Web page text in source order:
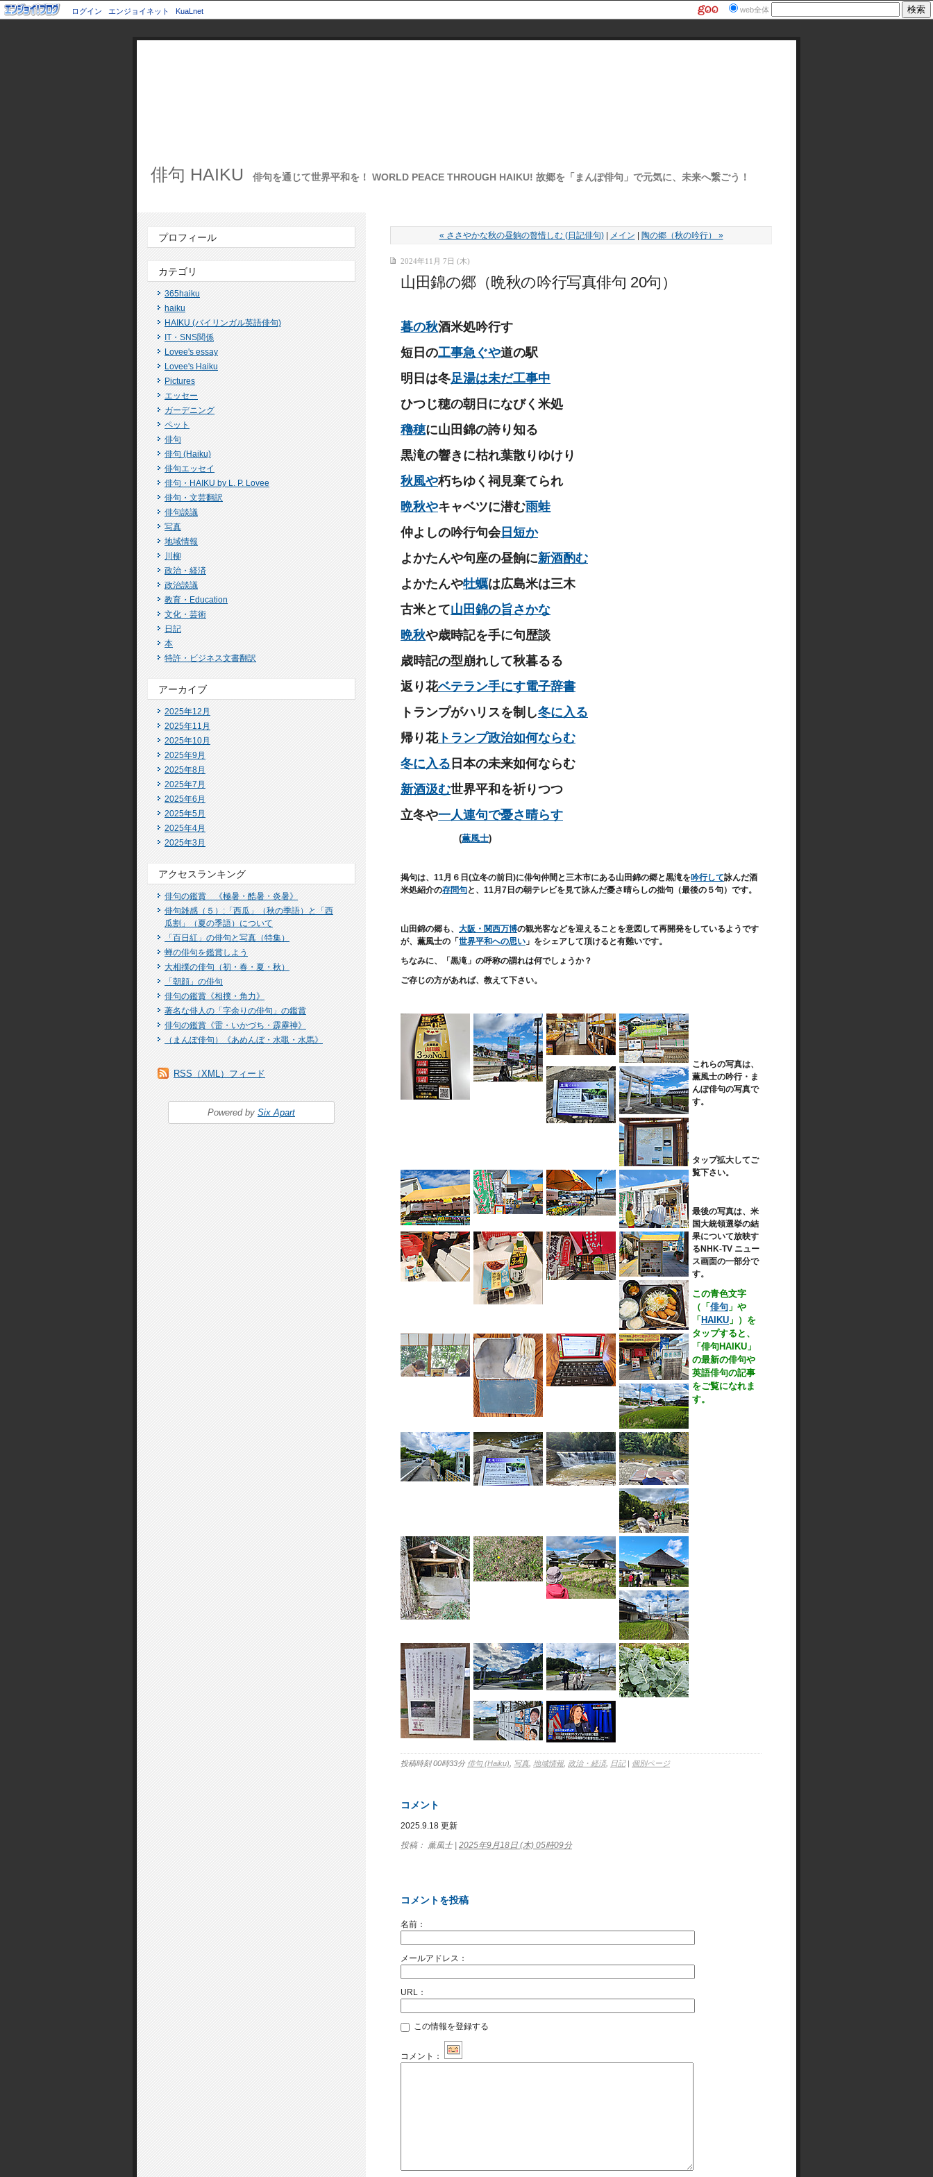
ログイン エンジョイネット KuaLnet web全体
俳句 HAIKU 俳句を通じて世界平和を！ WORLD PEACE THROUGH HAIKU! 故郷を「まんぽ俳句」で元気に、未来へ繋ごう！
プロフィール
カテゴリ
365haiku
haiku
HAIKU (バイリンガル英語俳句)
IT・SNS関係
Lovee's essay
Lovee's Haiku
Pictures
エッセー
ガーデニング
ペット
俳句
俳句 (Haiku)
俳句エッセイ
俳句・HAIKU by L. P. Lovee
俳句・文芸翻訳
俳句談議
写真
地域情報
川柳
政治・経済
政治談議
教育・Education
文化・芸術
日記
本
特許・ビジネス文書翻訳
アーカイブ
2025年12月
2025年11月
2025年10月
2025年9月
2025年8月
2025年7月
2025年6月
2025年5月
2025年4月
2025年3月
アクセスランキング
俳句の鑑賞 《極暑・酷暑・炎暑》
俳句雑感（５）:「西瓜」（秋の季語）と「西
瓜割」（夏の季語）について
「百日紅」の俳句と写真（特集）
蝉の俳句を鑑賞しよう
大相撲の俳句（初・春・夏・秋）
「朝顔」の俳句
俳句の鑑賞《相撲・角力》
著名な俳人の「字余りの俳句」の鑑賞
俳句の鑑賞《雷・いかづち・霹靂神》
（まんぽ俳句）《あめんぼ・水黽・水馬》
RSS（XML）フィード
Powered by Six Apart
« ささやかな秋の昼餉の贅惜しむ (日記俳句)| メイン 陶の郷（秋の吟行） »
2024年11月 7日 (木)
山田錦の郷（晩秋の吟行写真俳句 20句）
暮の秋酒米処吟行す
短日の工事急ぐや道の駅
明日は冬足湯は未だ工事中
ひつじ穂の朝日になびく米処
穭穂に山田錦の誇り知る
黒滝の響きに枯れ葉散りゆけり
秋風や朽ちゆく祠見棄てられ
晩秋やキャベツに潜む雨蛙
仲よしの吟行句会日短か
よかたんや句座の昼餉に新酒酌む
よかたんや牡蠣は広島米は三木
古米とて山田錦の旨さかな
晩秋や歳時記を手に句歴談
歳時記の型崩れして秋暮るる
返り花ベテラン手にす電子辞書
トランプがハリスを制し冬に入る
帰り花トランプ政治如何ならむ
冬に入る 日本の未来如何ならむ
新酒汲む世界平和を祈りつつ
立冬や一人連句で憂さ晴らす
(薫風士)
掲句は、11月６日(立冬の前日)に俳句仲間と三木市にある山田錦の郷と黒滝を吟行して詠んだ酒
米処紹介の存問句と、11月7日の朝テレビを見て詠んだ憂さ晴らしの拙句（最後の５句）です。
山田錦の郷も、 大阪・関西万博の観光客などを迎えることを意図して再開発をしているようです
が、薫風士の「 世界平和への思い 」をシェアして頂けると有難いです。
ちなみに、「黒滝」の呼称の謂れは何でしょうか？
ご存じの方があれば、教えて下さい。
これらの写真は、
薫風士の吟行・ま
んぽ俳句の写真で
す。
タップ拡大してご
覧下さい。
最後の写真は、米
国大統領選挙の結
果について放映す
るNHK-TV ニュー
ス画面の一部分で
す。
この青色文字
（「 俳句 」や
「 HAIKU 」）を
タップすると、
「俳句HAIKU 」
の最新の俳句や
英語俳句の記事
をご覧になれま
す。
投稿時刻 00時33分 俳句 (Haiku) 写真, 地域情報, 政治・経済, 日記 個別ページ
コメント
2025.9.18 更新
投稿： 薫風士 | 2025年9月18日 (木) 05時09分
コメントを投稿
名前：
メールアドレス：
URL：
この情報を登録する
コメント：